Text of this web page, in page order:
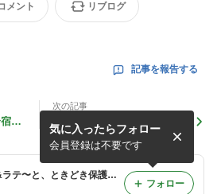
メント リブログ
記事を報告する
25
次の記事
ユウくん(里親募集中)合宿23
日目〜海の男〜
親子犬〜くりん&ラテ〜と、ときどき保護犬短期預かりの暮らし
気に入ったらフォロー
会員登録は不要です
フォロー